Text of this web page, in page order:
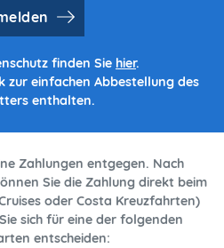
finden Sie hier.
zur einfachen Abbestellung des
enthalten.
Zahlungen entgegen. Nach
Sie die Zahlung direkt beim
oder Costa Kreuzfahrten)
sich für eine der folgenden
entscheiden: